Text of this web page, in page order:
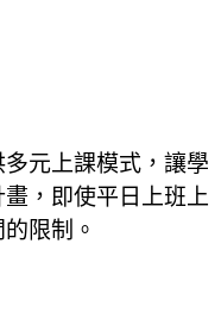
元上課模式，讓學
，即使平日上班上
限制。